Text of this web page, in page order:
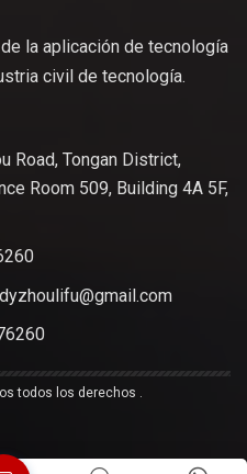
la aplicación de tecnología
civil de tecnología.
Road, Tongan District,
Room 509, Building 4A 5F,
todos los derechos .